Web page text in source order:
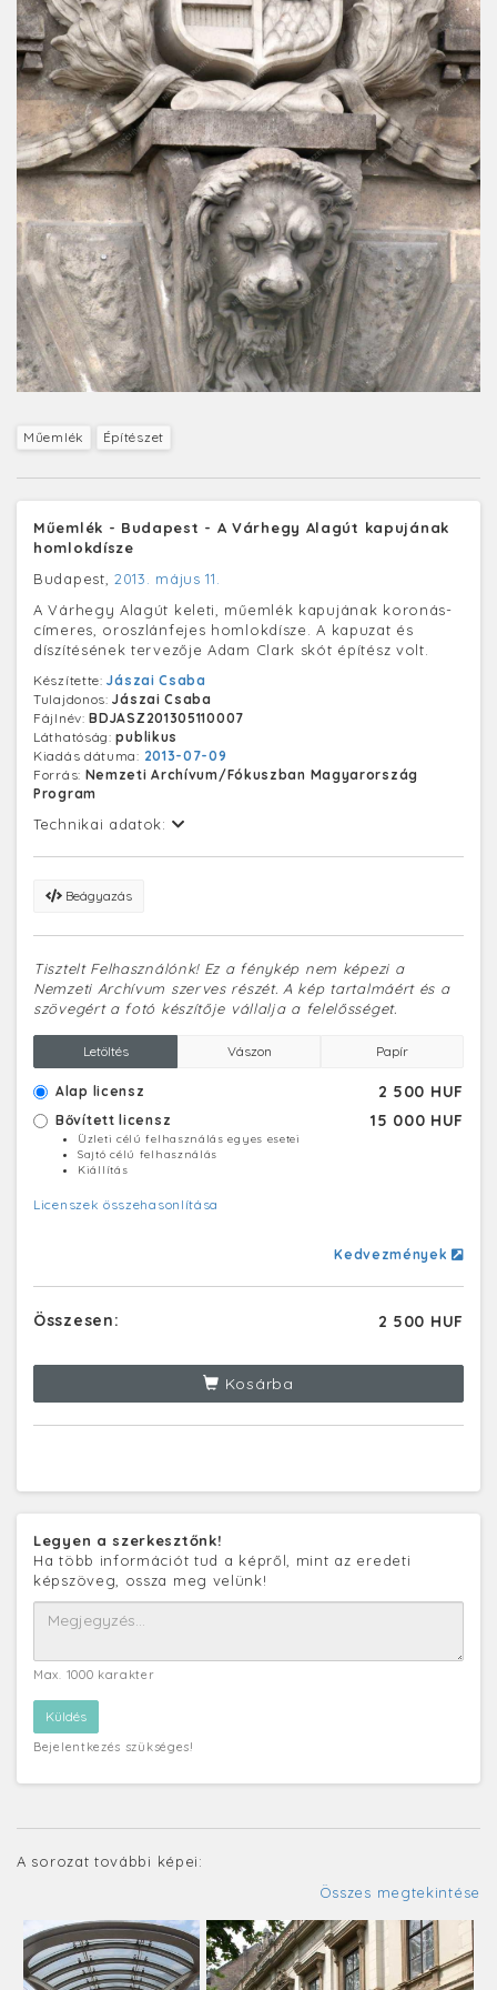
Műemlék Építészet
Műemlék - Budapest - A Várhegy Alagút kapujának
homlokdísze
Budapest, 2013. május 11.
A Várhegy Alagút keleti, műemlék kapujának koronás-
címeres, oroszlánfejes homlokdísze. A kapuzat és
díszítésének tervezője Adam Clark skót építész volt.
Készítette:Jászai Csaba
Tulajdonos:Jászai Csaba
Fájlnév:BDJASZ201305110007
Láthatóság:publikus
Kiadás dátuma: 2013-07-09
Forrás: Nemzeti Archívum/Fókuszban Magyarország
Program
Technikai adatok:
Beágyazás
Tisztelt Felhasználónk! Ez a fénykép nem képezi a
Nemzeti Archívum szerves részét. A kép tartalmáért és a
szövegért a fotó készítője vállalja a felelősséget.
Letöltés Vászon Papír
Alap licensz 2 500 HUF
Bővített licensz 15 000 HUF
Üzleti célú felhasználás egyes esetei
Sajtó célú felhasználás
Kiállítás
Licenszek összehasonlítása
Kedvezmények
Összesen: 2 500 HUF
Kosárba
Legyen a szerkesztőnk!
Ha több információt tud a képről, mint az eredeti
képszöveg, ossza meg velünk!
Max. 1000 karakter
Bejelentkezés szükséges!
A sorozat további képei:
Összes megtekintése